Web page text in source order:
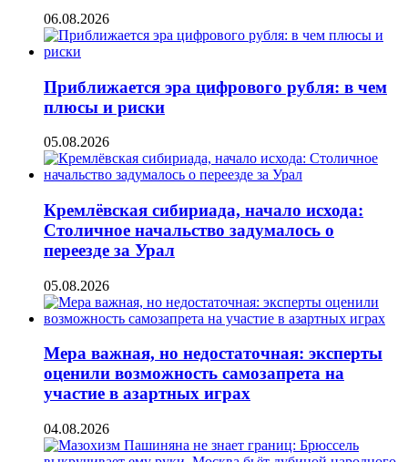
06.08.2026
Приближается эра цифрового рубля: в чем
плюсы и риски
05.08.2026
Кремлёвская сибириада, начало исхода:
Столичное начальство задумалось о
переезде за Урал
05.08.2026
Мера важная, но недостаточная: эксперты
оценили возможность самозапрета на
участие в азартных играх
04.08.2026